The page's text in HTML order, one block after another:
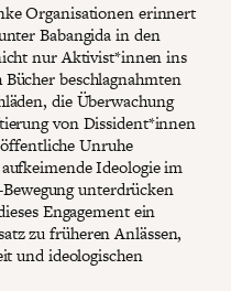
Organisationen erinnert
Babangida in den
nur Aktivist*innen ins
beschlagnahmten
die Überwachung
von Dissident*innen
Unruhe
Ideologie im
unterdrücken
Engagement ein
zu früheren Anlässen,
und ideologischen